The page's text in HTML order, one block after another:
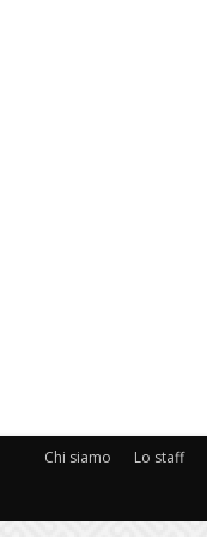
Chi siamo Lo staff